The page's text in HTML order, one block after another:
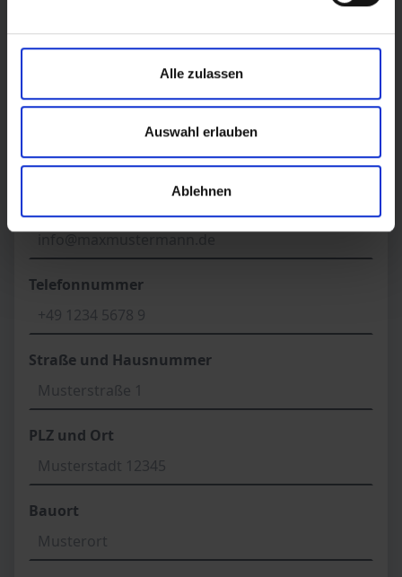
Alle zulassen
Auswahl erlauben
Ablehnen
Telefonnummer
Straße und Hausnummer
PLZ und Ort
Bauort